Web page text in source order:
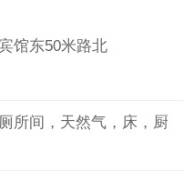
馆东50米路北
所间，天然气，床，厨